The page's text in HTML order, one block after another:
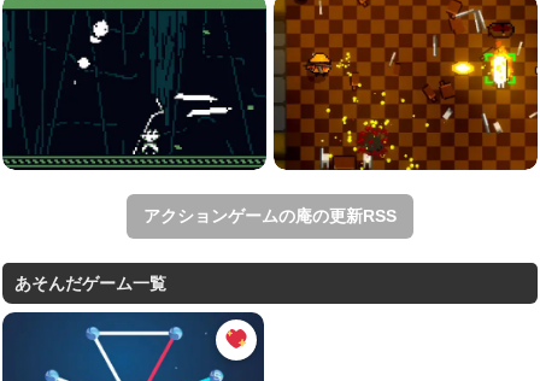
アクションゲームの庵の更新RSS
あそんだゲーム一覧